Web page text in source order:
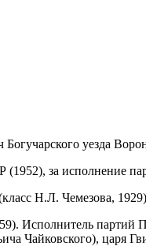
Богучарского уезда
за исполнение
Н.Л. Чемезова,
Исполнитель
Чайковского), царя